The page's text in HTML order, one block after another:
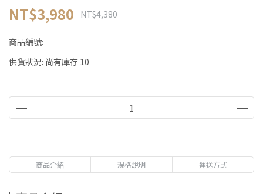
NT$3,980 NT$4,380
商品編號:
供貨狀況: 尚有庫存 10
商品介紹 規格說明 運送方式